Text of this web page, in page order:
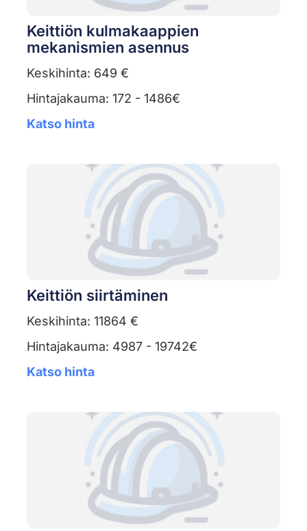
Keittiön kulmakaappien
mekanismien asennus
Keskihinta: 649 €
Hintajakauma: 172 - 1486€
Katso hinta
Keittiön siirtäminen
Keskihinta: 11864 €
Hintajakauma: 4987 - 19742€
Katso hinta